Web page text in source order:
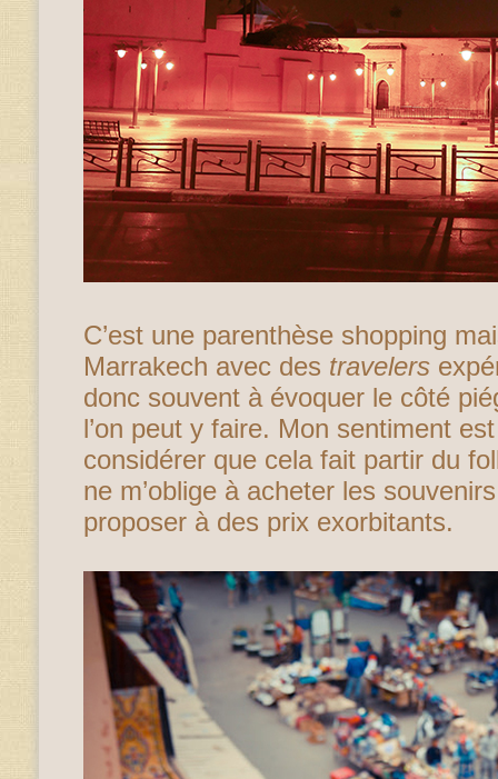
C’est une parenthèse shopping
Marrakech avec des travelers
donc souvent à évoquer le côté
l’on peut y faire. Mon sentiment
considérer que cela fait partir du
ne m’oblige à acheter les
proposer à des prix exorbitants.